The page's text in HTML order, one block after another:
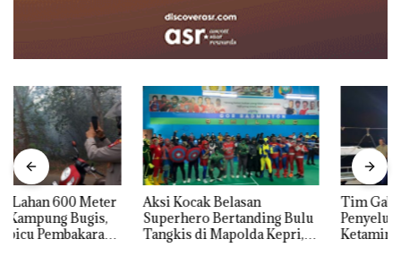
Aksi Kocak Belasan
Superhero Bertanding Bulu
Tangkis di Mapolda Kepri,
Tim Gabungan Gagalkan
Penyelundupan 1,3 Ton
Ketamine dari MV KING